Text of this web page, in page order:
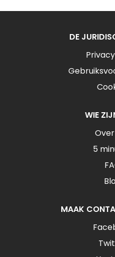
DE
WIE
5
MAAK